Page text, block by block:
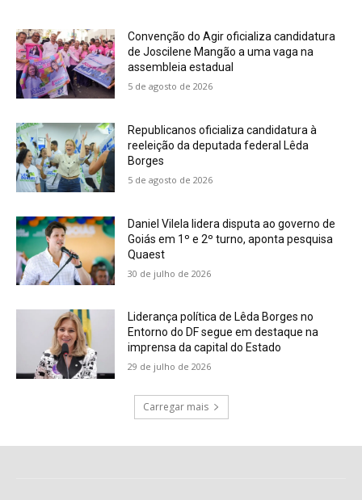
Convenção do Agir oficializa candidatura
de Joscilene Mangão a uma vaga na
assembleia estadual
5 de agosto de 2026
Republicanos oficializa candidatura à
reeleição da deputada federal Lêda
Borges
5 de agosto de 2026
Daniel Vilela lidera disputa ao governo de
Goiás em 1º e 2º turno, aponta pesquisa
Quaest
30 de julho de 2026
Liderança política de Lêda Borges no
Entorno do DF segue em destaque na
imprensa da capital do Estado
29 de julho de 2026
Carregar mais